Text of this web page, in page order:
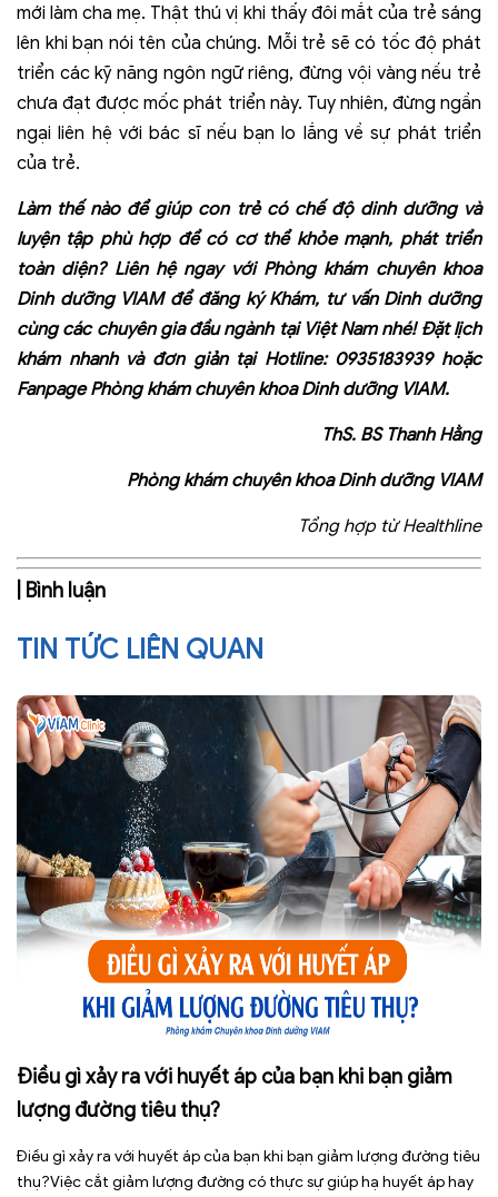
mới làm cha mẹ. Thật thú vị khi thấy đôi mắt của trẻ sáng
lên khi bạn nói tên của chúng. Mỗi trẻ sẽ có tốc độ phát
triển các kỹ năng ngôn ngữ riêng, đừng vội vàng nếu trẻ
chưa đạt được mốc phát triển này. Tuy nhiên, đừng ngần
ngại liên hệ với bác sĩ nếu bạn lo lắng về sự phát triển
của trẻ.
Làm thế nào để giúp con trẻ có chế độ dinh dưỡng và
luyện tập phù hợp để có cơ thể khỏe mạnh, phát triển
toàn diện? Liên hệ ngay với Phòng khám chuyên khoa
Dinh dưỡng VIAMđể đăng ký Khám, tư vấn Dinh dưỡng
cùng các chuyên gia đầu ngành tại Việt Nam nhé! Đặt lịch
khám nhanh và đơn giản tại Hotline: 0935183939 hoặc
FanpagePhòng khám chuyên khoa Dinh dưỡng VIAM.
ThS. BS Thanh Hằng
Phòng khám chuyên khoa Dinh dưỡng VIAM
Tổng hợp từ Healthline
| Bình luận
TIN TỨC LIÊN QUAN
Điều gì xảy ra với huyết áp của bạn khi bạn giảm
lượng đường tiêu thụ?
Điều gì xảy ra với huyết áp của bạn khi bạn giảm lượng đường tiêu
thụ?Việc cắt giảm lượng đường có thực sự giúp hạ huyết áp hay